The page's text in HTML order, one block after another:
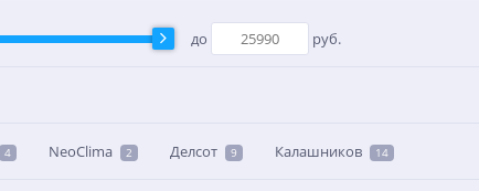
до руб.
4 NeoClima 2 Делсот 9 Калашников 14